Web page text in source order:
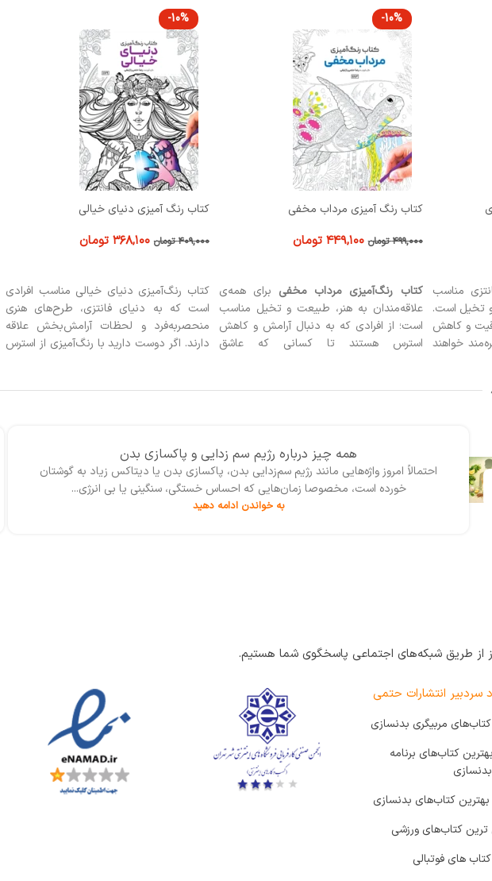
همه‌ی
مناسب
و کاهش
که عاشق
برای
ماندالاو
-10%
کتاب رنگ آمیزی دنیای خیالی
۴۰۹,۰۰۰ تومان ۳۶۸,۱۰۰ تومان
کتاب رنگ‌آمیزی دنیای خیالی مناسب افرادی
است که به دنیای فانتزی، طرح‌های هنری
منحصربه‌فرد و لحظات آرامش‌بخش علاقه
دارند. اگر دوست دارید با رنگ‌آمیزی از استرس
این کتاب انتخابی عالی برای شماست.
-10%
کتاب رنگ آمیزی تدی و اسباب بازی ها
۴۲۹,۰۰۰ تومان ۳۸۶,۱۰۰ تومان
کتاب رنگ آمیزی تدی و اسباب بازی ها برای
کودکان و والدینی که به دنبال لحظاتی
آرامش‌بخش و خلاقانه هستند، ایده‌آل است.
این کتاب به خصوص برای علاقه‌مندان به
هر کسی باشد که به دنیای رنگ‌ها و بازی‌های
همه چیز درباره‌ رژیم برای چربی خون
شما هم شنیده‌اید که چربی‌ خون بالا می‌تواند سلامت قلب و عروق را تهدید کند. اما دقیقاً چربی خون
چیست و چرا افزایش آن خطرناک است؟ چگونه می‌تواند با...
به خواندن ادامه دهید
سردبیر انتشارات حتمی
مربیگری بدنسازی
کتاب‌های برنامه
کتاب‌های ورزشی
های فوتبالی